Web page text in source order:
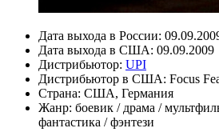
Дата выхода в России:
Дата выхода в США: 09.09.2009
Дистрибьютор: UPI
Дистрибьютор в США: Focus
Страна: США, Германия
Жанр: боевик / драма /
фантастика /фэнтези